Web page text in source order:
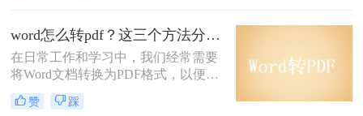
留文档的原始格式和布局，并且不受
操作系统和设备的影响。那么word文
档如何转换成pdf格式呢？下面将介绍
三种将Word文档转换为PDF格式的方
法。
word怎么转pdf？这三个方法分享给大家！
在日常工作和学习中，我们经常需要
将Word文档转换为PDF格式，以便在
不同设备和操作系统上保持一致的文
档外观和格式。那么word怎么转pdf
赞 踩